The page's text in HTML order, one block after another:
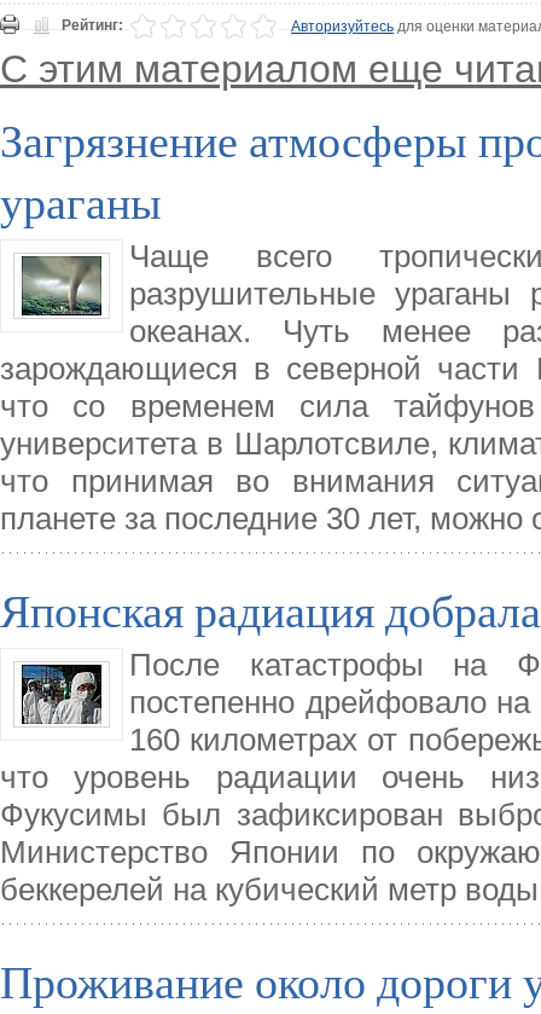
Рейтинг: Авторизуйтесьдля оценки
С этим материалом еще
Загрязнение атмосферы
ураганы
Чаще всего
разрушительные
океанах. Чуть менее
зарождающиеся в северной части
что со временем сила тайфунов
университета в Шарлотсвиле,
что принимая во внимания
планете за последние 30 лет, можно
Японская радиация
После катастрофы на
постепенно дрейфовало
160 километрах от
что уровень радиации очень
Фукусимы был зафиксирован
Министерство Японии по
беккерелей на кубический метр
Проживание около дороги